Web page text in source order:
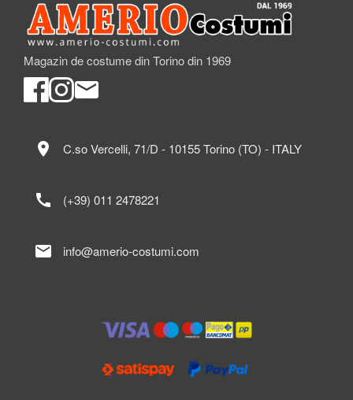
Magazin de costume din Torino din 1969
location_on C.so Vercelli, 71/D - 10155 Torino (TO) - ITALY
call (+39) 011 2478221
mail info@amerio-costumi.com